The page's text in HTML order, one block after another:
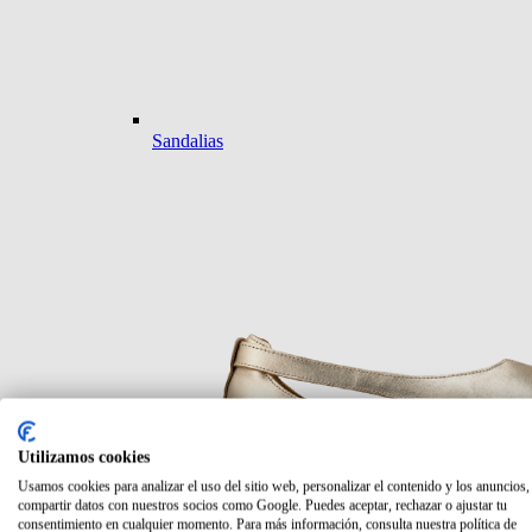
Sandalias
Utilizamos cookies
Usamos cookies para analizar el uso del sitio web, personalizar el contenido y los
compartir datos con nuestros socios como Google. Puedes aceptar, rechazar o ajustar tu
consentimiento en cualquier momento. Para más información, consulta nuestra política de